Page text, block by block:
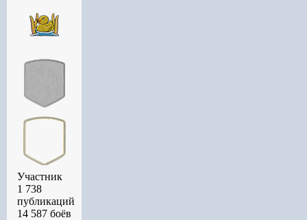
Участник
1 738
публикаций
14 587 боёв